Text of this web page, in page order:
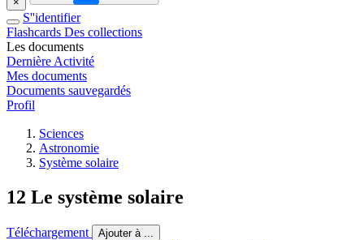
S''identifier
Flashcards Des collections
Les documents
Dernière Activité
Mes documents
Documents sauvegardés
Profil
Sciences
Astronomie
Système solaire
12 Le système solaire
Téléchargement Ajouter à ...